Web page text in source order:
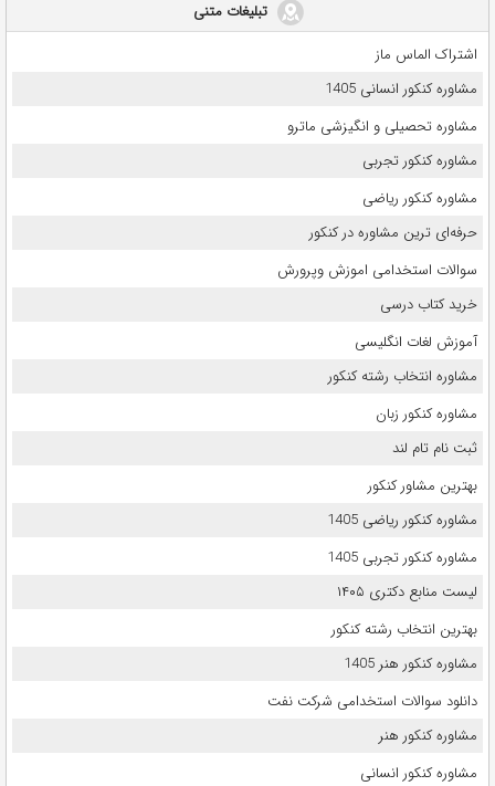
تبلیغات متنی
اشتراک الماس ماز
مشاوره کنکور انسانی 1405
مشاوره تحصیلی و انگیزشی ماترو
مشاوره کنکور تجربی
مشاوره کنکور ریاضی
حرفه‌ای ترین مشاوره در کنکور
سوالات استخدامی اموزش وپرورش
خرید کتاب درسی
آموزش لغات انگلیسی
مشاوره انتخاب رشته کنکور
مشاوره کنکور زبان
ثبت نام تام لند
بهترین مشاور کنکور
مشاوره کنکور ریاضی 1405
مشاوره کنکور تجربی 1405
لیست منابع دکتری ۱۴۰۵
بهترین انتخاب رشته کنکور
مشاوره کنکور هنر 1405
دانلود سوالات استخدامی شرکت نفت
مشاوره کنکور هنر
مشاوره کنکور انسانی